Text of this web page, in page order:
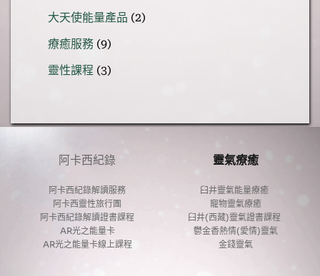
產
品
大天使能量產品 22
療癒服務 99
產
靈性課程 33
阿卡西紀錄
阿卡西紀錄解讀服務
阿卡西靈性旅行團
阿卡西紀錄解讀證書課程
AR光之能量卡
AR光之能量卡線上課程
靈氣療癒
臼井靈氣能量療癒
寵物靈氣療癒
臼井(西藏)靈氣證書課程
鬱金香熱情(愛情)靈氣
金錢靈氣